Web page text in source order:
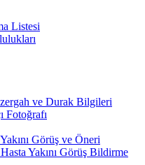
Listesi
ve Durak Bilgileri
Fotoğrafı
Görüş ve Öneri
Yakını Görüş Bildirme